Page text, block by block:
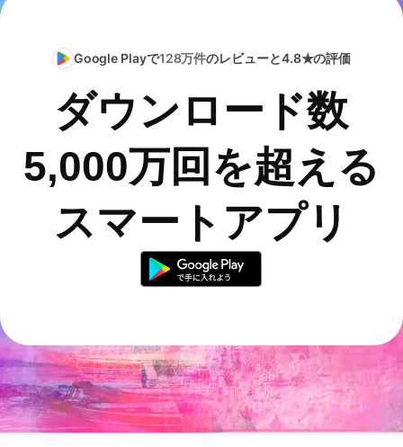
Google Playで128万件のレビューと4.8★の評価
ダウンロード数
5,000万回を超える
スマートアプリ